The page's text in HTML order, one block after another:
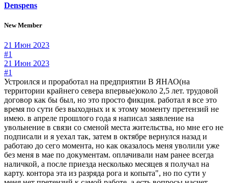
Denspens
New Member
21 Июн 2023
#1
21 Июн 2023
#1
Устроился и проработал на предприятии В ЯНАО(на
территории крайнего севера впервые)около 2,5 лет. трудовой
договор как бы был, но это просто фикция. работал я все это
время по сути без выходных и к этому моменту претензий не
имею. в апреле прошлого года я написал заявление на
увольнение в связи со сменой места жительства, но мне его не
подписали и я уехал так, затем в октябре вернулся назад и
работаю до сего момента, но как оказалось меня уволили уже
без меня в мае по документам. оплачивали нам ранее всегда
наличкой, а после приезда несколько месяцев я получал на
карту. контора эта из разряда рога и копыта", но по сути у